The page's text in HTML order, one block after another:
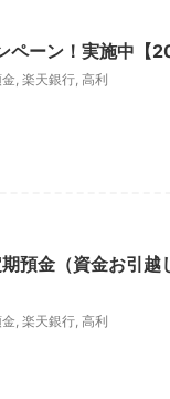
ーン！実施中【
, 楽天銀行, 高利
預金（資金お引越
, 楽天銀行, 高利